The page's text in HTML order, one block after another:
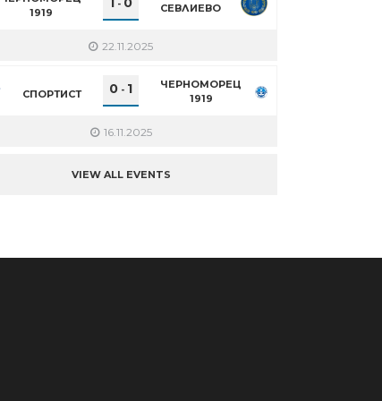
1919
- СЕВЛИЕВО
22.11.2025
СПОРТИСТ 0 - 1
ЧЕРНОМОРЕЦ
1919
16.11.2025
VIEW ALL EVENTS